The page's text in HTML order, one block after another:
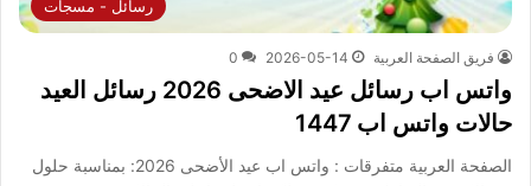
رسائل - مسجات
فريق الصفحة العربية 2026-05-14
0
واتس اب رسائل عيد الاضحى 2026 رسائل العيد
حالات واتس اب 1447
الصفحة العربية متفرقات : واتس اب عيد الأضحى 2026: بمناسبة حلول